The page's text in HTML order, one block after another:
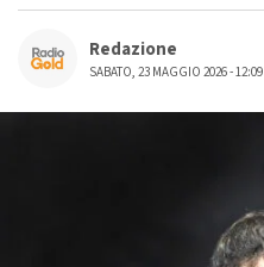
Redazione
SABATO, 23 MAGGIO 2026 - 12:09